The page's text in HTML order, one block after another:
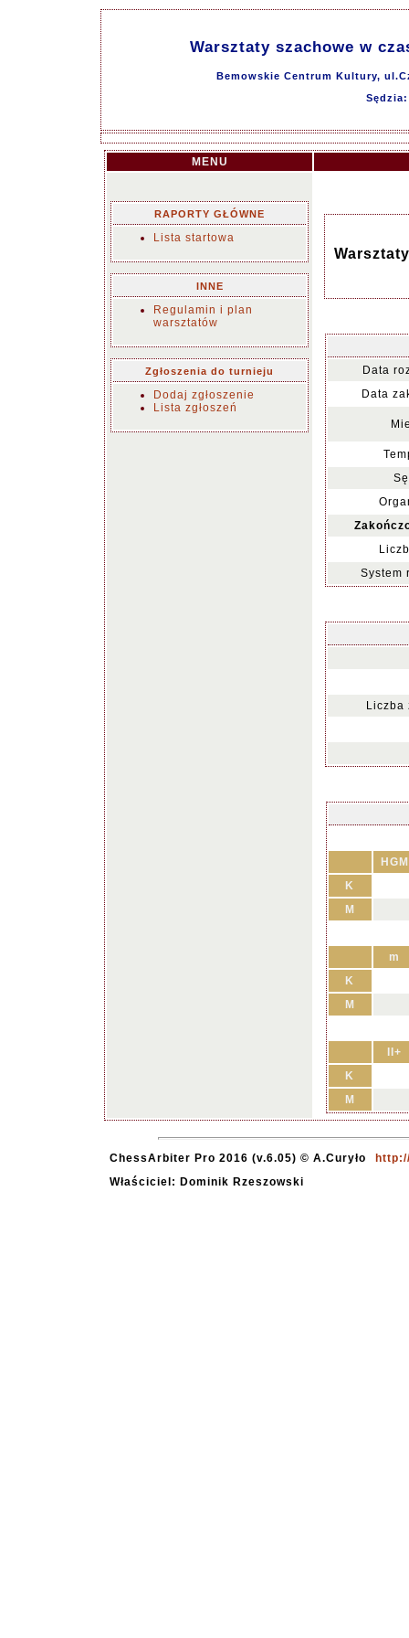
Warsztaty szachowe w
Bemowskie Centrum Kultury,
MENU
RAPORTY GŁÓWNE
Lista startowa
INNE
Regulamin i plan
warsztatów
Zgłoszenia do turnieju
Dodaj zgłoszenie
Lista zgłoszeń
Data
Data
System
Liczba
HGM
K
M
m
K
M
II+
K
M
ChessArbiter Pro 2016 (v.6.05) © A.Curyło
Właściciel: Dominik Rzeszowski